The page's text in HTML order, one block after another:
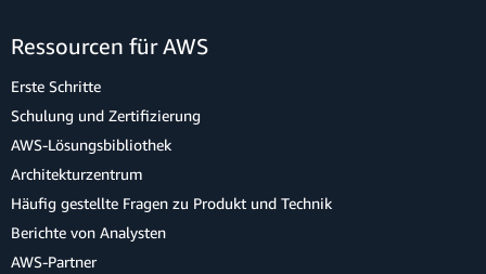
Ressourcen für AWS
Erste Schritte
Schulung und Zertifizierung
AWS-Lösungsbibliothek
Architekturzentrum
Häufig gestellte Fragen zu Produkt und Technik
Berichte von Analysten
AWS-Partner